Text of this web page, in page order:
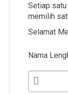
Setiap satu
memilih
Selamat
Nama